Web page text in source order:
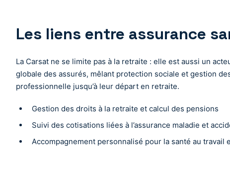
Les liens entre assurance
La Carsat ne se limite pas à la retraite : elle est aussi un
globale des assurés, mêlant protection sociale et gestion
professionnelle jusqu’à leur départ en retraite.
Gestion des droits à la retraite et calcul des pensions
Suivi des cotisations liées à l’assurance maladie et
Accompagnement personnalisé pour la santé au travail